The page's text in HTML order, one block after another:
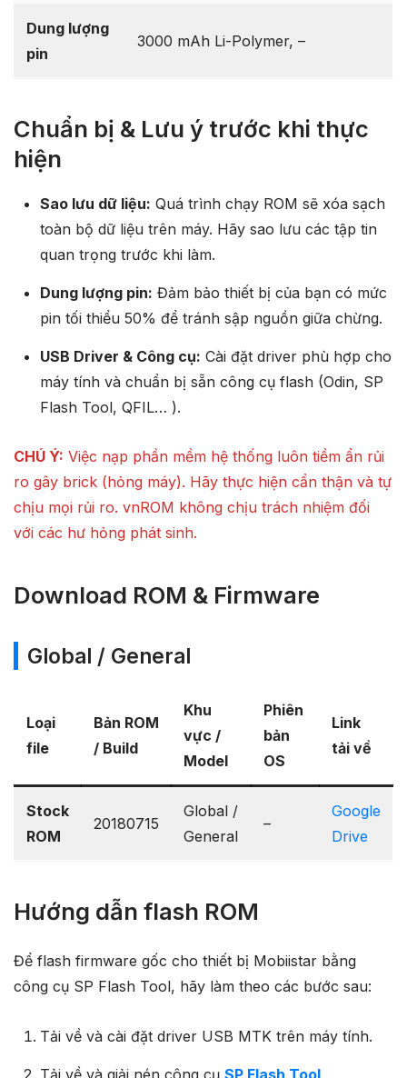
Dung lượng
pin
3000 mAh Li-Polymer, –
Chuẩn bị & Lưu ý trước khi thực
hiện
Sao lưu dữ liệu: Quá trình chạy ROM sẽ xóa sạch
toàn bộ dữ liệu trên máy. Hãy sao lưu các tập tin
quan trọng trước khi làm.
Dung lượng pin: Đảm bảo thiết bị của bạn có mức
pin tối thiểu 50% để tránh sập nguồn giữa chừng.
USB Driver & Công cụ: Cài đặt driver phù hợp cho
máy tính và chuẩn bị sẵn công cụ flash (Odin, SP
Flash Tool, QFIL… ).
CHÚ Ý: Việc nạp phần mềm hệ thống luôn tiềm ẩn rủi
ro gây brick (hỏng máy). Hãy thực hiện cẩn thận và tự
chịu mọi rủi ro. vnROM không chịu trách nhiệm đối
với các hư hỏng phát sinh.
Download ROM & Firmware
Global / General
Loại
file
Bản ROM
/ Build
Khu
vực /
Model
Phiên
bản
OS
Link
tải về
Stock
ROM
20180715
Global /
General
–
Google
Drive
Hướng dẫn flash ROM
Để flash firmware gốc cho thiết bị Mobiistar bằng
công cụ SP Flash Tool, hãy làm theo các bước sau:
Tải về và cài đặt driver USB MTK trên máy tính.